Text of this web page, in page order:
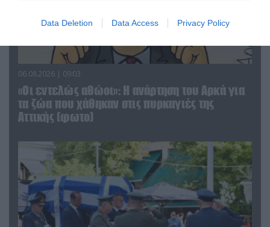
Data Deletion Data Access Privacy Policy
06.08.2026 | 09:03
«Οι εντελώς αθώοι»: Η ανάρτηση του Αρκά για
τα ζώα που χάθηκαν στις πυρκαγιές της
Αττικής (φωτο)